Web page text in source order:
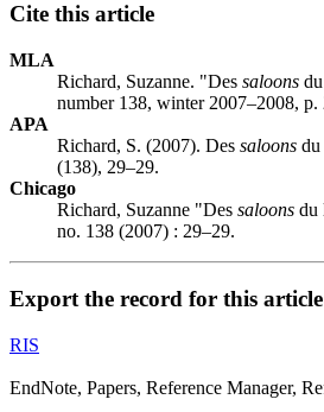
Cite this article
MLA
Richard, Suzanne. "Des saloons
number 138, winter 2007–2008, p.
APA
Richard, S. (2007). Des saloons du
(138), 29–29.
Chicago
Richard, Suzanne "Des saloons du
no. 138 (2007) : 29–29.
Export the record for this article
RIS
EndNote, Papers, Reference Manager,